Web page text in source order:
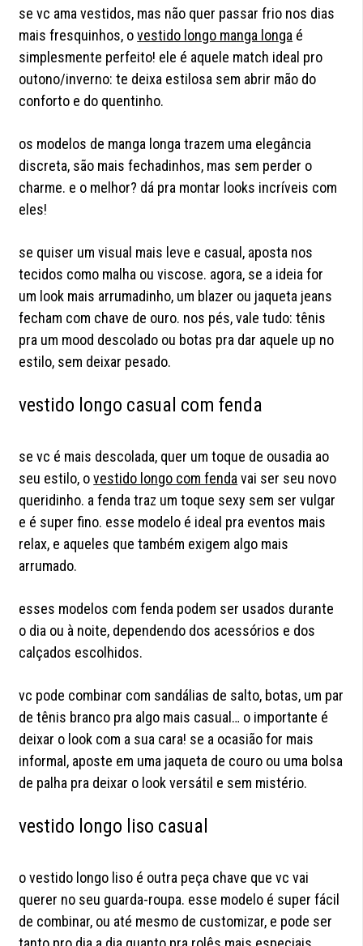
se vc ama vestidos, mas não quer passar frio nos dias
mais fresquinhos, ovestido longo manga longa é
simplesmente perfeito! ele é aquele match ideal pro
outono/inverno: te deixa estilosa sem abrir mão do
conforto e do quentinho.
os modelos de manga longa trazem uma elegância
discreta, são mais fechadinhos, mas sem perder o
charme. e o melhor? dá pra montar looks incríveis com
eles!
se quiser um visual mais leve e casual, aposta nos
tecidos como malha ou viscose. agora, se a ideia for
um look mais arrumadinho, um blazer ou jaqueta jeans
fecham com chave de ouro. nos pés, vale tudo: tênis
pra um mood descolado ou botas pra dar aquele up no
estilo, sem deixar pesado.
vestido longo casual com fenda
se vc é mais descolada, quer um toque de ousadia ao
seu estilo, ovestido longo com fenda vai ser seu novo
queridinho. a fenda traz um toque sexy sem ser vulgar
e é super fino. esse modelo é ideal pra eventos mais
relax, e aqueles que também exigem algo mais
arrumado.
esses modelos com fenda podem ser usados durante
o dia ou à noite, dependendo dos acessórios e dos
calçados escolhidos.
vc pode combinar com sandálias de salto, botas, um par
de tênis branco pra algo mais casual… o importante é
deixar o look com a sua cara! se a ocasião for mais
informal, aposte em uma jaqueta de couro ou uma bolsa
de palha pra deixar o look versátil e sem mistério.
vestido longo liso casual
o vestido longo liso é outra peça chave que vc vai
querer no seu guarda-roupa. esse modelo é super fácil
de combinar, ou até mesmo de customizar, e pode ser